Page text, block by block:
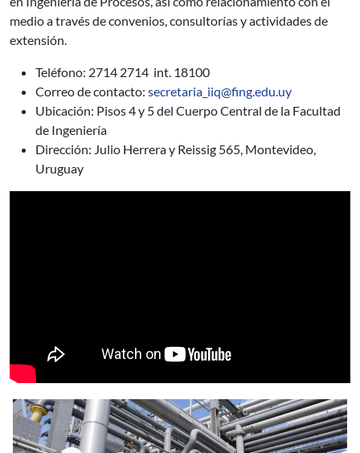
medio a través de convenios, consultorías y actividades de
extensión.
Teléfono: 2714 2714 int. 18100
Correo de contacto: secretaria_iiq@fing.edu.uy
Ubicación: Pisos 4 y 5 del Cuerpo Central de la Facultad
de Ingeniería
Dirección: Julio Herrera y Reissig 565, Montevideo,
Uruguay